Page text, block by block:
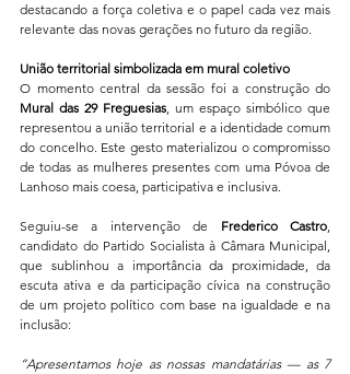
destacando a força coletiva e o papel cada vez mais
relevante das novas gerações no futuro da região.
União territorial simbolizada em mural coletivo
Mural das 29 Freguesias, um espaço simbólico que
representou a união territorial e a identidade comum
do concelho. Este gesto materializou o compromisso
de todas as mulheres presentes com uma Póvoa de
Lanhoso mais coesa, participativa e inclusiva.
Seguiu-se a intervenção de Frederico Castro,
candidato do Partido Socialista à Câmara Municipal,
que sublinhou a importância da proximidade, da
escuta ativa e da participação cívica na construção
de um projeto político com base na igualdade e na
inclusão:
“Apresentamos hoje as nossas mandatárias — as 7